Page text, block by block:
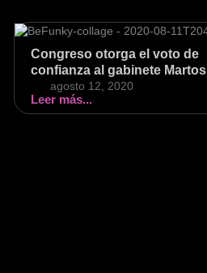
Congreso otorga el voto de
confianza al gabinete Martos
agosto 12, 2020
Leer más...